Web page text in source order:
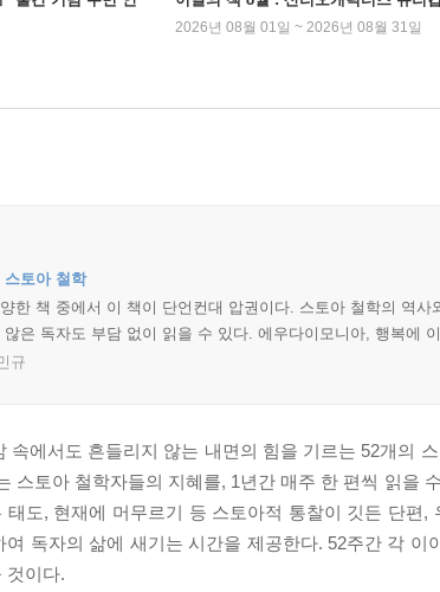
2026년 08월 01일 ~ 2026년 08월 31일
스토아 철학
한 책 중에서 이 책이 단언컨대 압권이다. 스토아 철학의 역
은 독자도 부담 없이 읽을 수 있다. 에우다이모니아, 행복에
규
속에서도 흔들리지 않는 내면의 힘을 기르는 52개의
스토아 철학자들의 지혜를, 1년간 매주 한 편씩 읽을
태도, 현재에 머무르기 등 스토아적 통찰이 깃든 단편
여 독자의 삶에 새기는 시간을 제공한다. 52주간 각
것이다.